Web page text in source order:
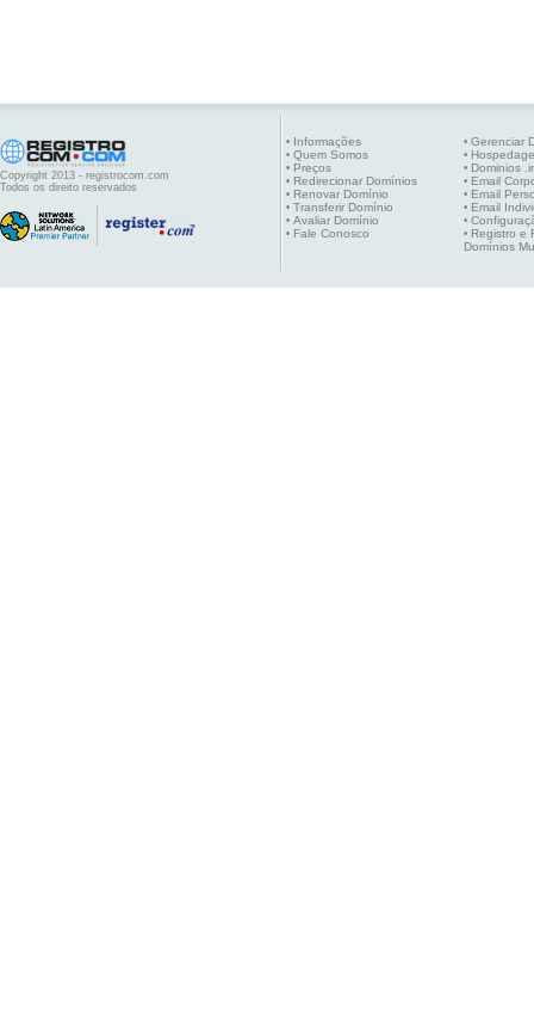
Copyright 2013 - registrocom.com
Todos os direito reservados
• Informações
• Quem Somos
• Preços
• Redirecionar Domínios
• Renovar Domínio
• Transferir Domínio
• Avaliar Domínio
• Fale Conosco
• Gerenciar
•
• Dominios
• Email
• Email
• Email
•
• Registro e
Domínios